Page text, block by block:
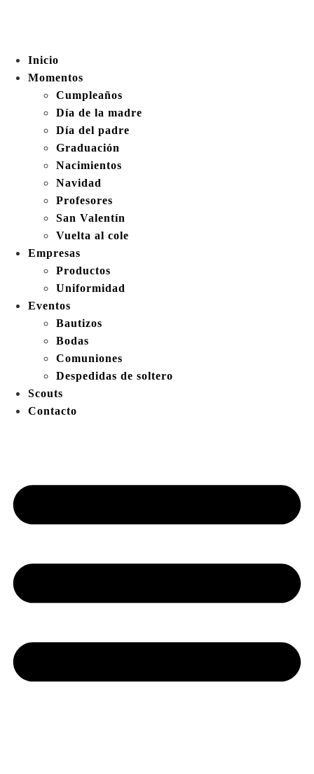
Inicio
Momentos
Cumpleaños
Día de la madre
Día del padre
Graduación
Nacimientos
Navidad
Profesores
San Valentín
Vuelta al cole
Empresas
Productos
Uniformidad
Eventos
Bautizos
Bodas
Comuniones
Despedidas de soltero
Scouts
Contacto